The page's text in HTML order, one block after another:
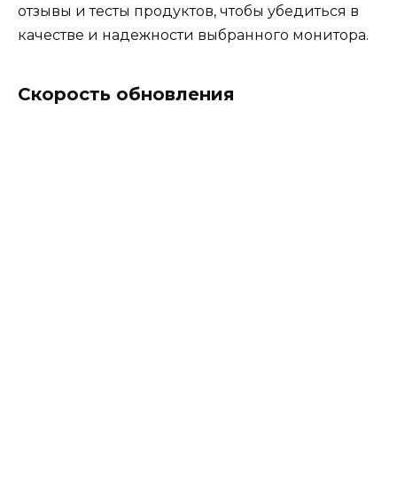
отзывы и тесты продуктов, чтобы убедиться в
качестве и надежности выбранного монитора.
Скорость обновления